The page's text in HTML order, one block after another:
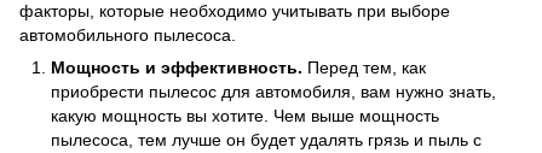
факторы, которые необходимо учитывать при выборе
автомобильного пылесоса.
Мощность и эффективность. Перед тем, как
приобрести пылесос для автомобиля, вам нужно знать,
какую мощность вы хотите. Чем выше мощность
пылесоса, тем лучше он будет удалять грязь и пыль с